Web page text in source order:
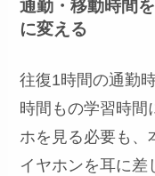
通勤・移動時間
に変える
往復1時間の通勤
時間もの学習時間
ホを見る必要も、
イヤホンを耳に差